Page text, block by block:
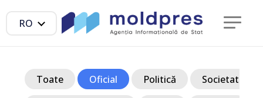
RO
Toate Oficial Politică Societate